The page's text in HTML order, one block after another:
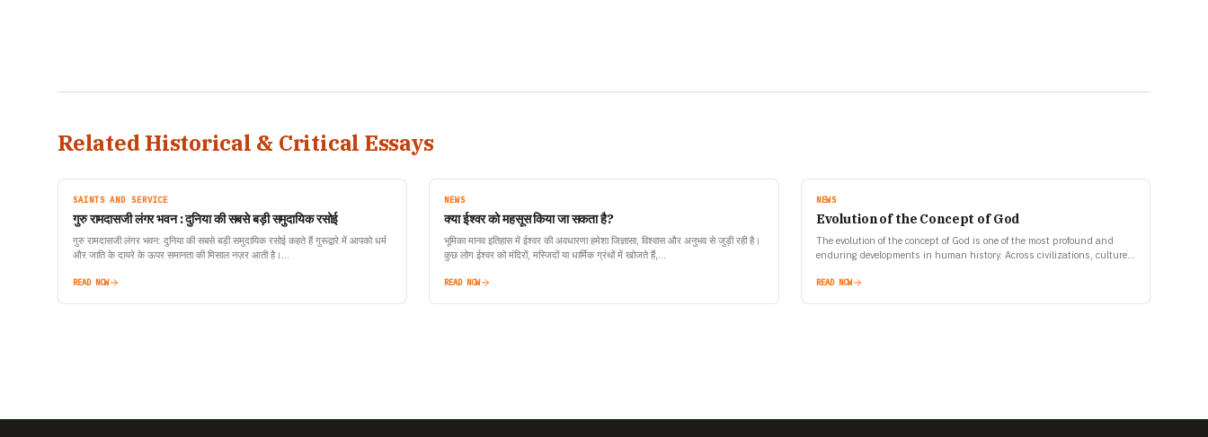
Related Historical & Critical Essays
SAINTS AND SERVICE
गुरु रामदासजी लंगर भवन : दुनिया की सबसे बड़ी समुदायिक रसोई
गुरु रामदासजी लंगर भवन: दुनिया की सबसे बड़ी समुदायिक रसोई कहते हैं गुरूद्वारे में आपको धर्म
और जाति के दायरे के ऊपर समानता की मिसाल नज़र आती है।…
READ NOW
NEWS
क्या ईश्वर को महसूस किया जा सकता है?
भूमिका मानव इतिहास में ईश्वर की अवधारणा हमेशा जिज्ञासा, विश्वास और अनुभव से जुड़ी रही है।
कुछ लोग ईश्वर को मंदिरों, मस्जिदों या धार्मिक ग्रंथों में खोजते हैं,…
READ NOW
NEWS
Evolution of the Concept of God
The evolution of the concept of God is one of the most profound and
enduring developments in human history. Across civilizations, cultures,
READ NOW